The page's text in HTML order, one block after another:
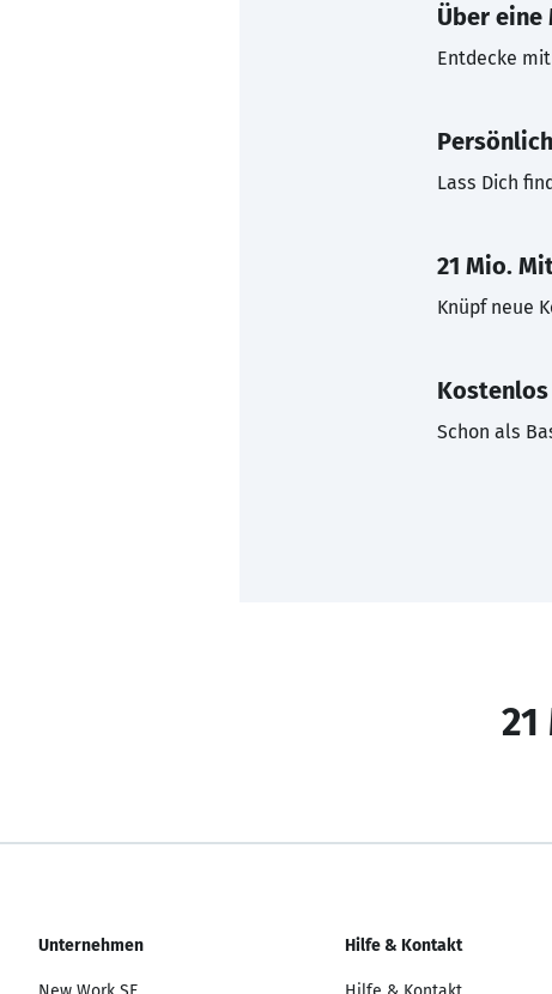
Über eine
Entdecke
Lass Dich
21 Mio.
Knüpf neue
Schon als
Unternehmen Hilfe & Kontakt